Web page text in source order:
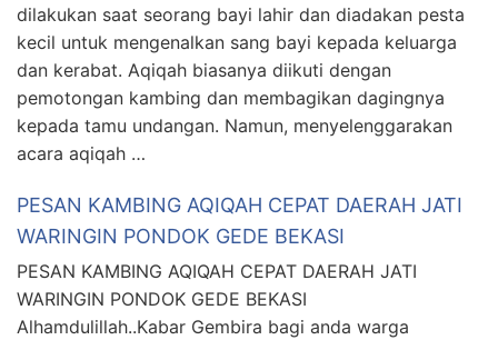
dilakukan saat seorang bayi lahir dan diadakan pesta
kecil untuk mengenalkan sang bayi kepada keluarga
dan kerabat. Aqiqah biasanya diikuti dengan
pemotongan kambing dan membagikan dagingnya
kepada tamu undangan. Namun, menyelenggarakan
acara aqiqah …
PESAN KAMBING AQIQAH CEPAT DAERAH JATI
WARINGIN PONDOK GEDE BEKASI
PESAN KAMBING AQIQAH CEPAT DAERAH JATI
WARINGIN PONDOK GEDE BEKASI
Alhamdulillah..Kabar Gembira bagi anda warga